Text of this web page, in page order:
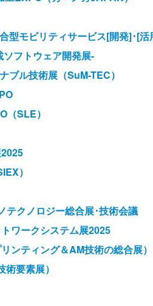
型モビリティサービス[開発]･[活
ソフトウェア開発展-
ブル技術展（SuM-TEC）
（SLE）
）
テクノロジー総合展･技術会議
ワークシステム展2025
ンティング＆AM技術の総合展）
要素展）